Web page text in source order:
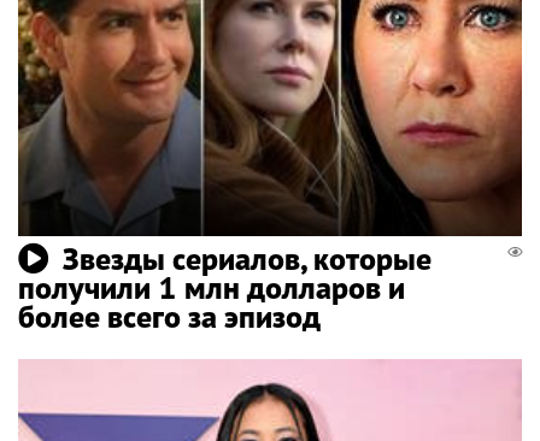
Звезды сериалов, которые
получили 1 млн долларов и
более всего за эпизод